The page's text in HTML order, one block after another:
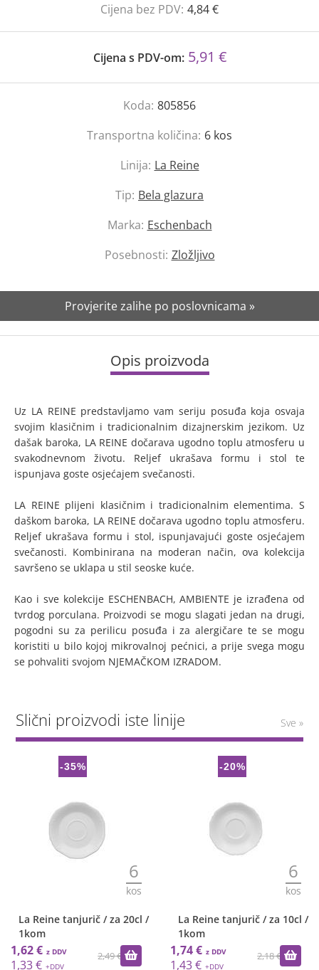
Cijena bez PDV: 4,84 €
Cijena s PDV-om: 5,91 €
Koda: 805856
Transportna količina: 6 kos
Linija: La Reine
Tip: Bela glazura
Marka: Eschenbach
Posebnosti: Zložljivo
Provjerite zalihe po poslovnicama »
Opis proizvoda
Uz LA REINE predstavljamo vam seriju posuđa koja osvaja
svojim klasičnim i tradicionalnim dizajnerskim jezikom. Uz
dašak baroka, LA REINE dočarava ugodno toplu atmosferu u
svakodnevnom životu. Reljef ukrašava formu i stol te
ispunjava goste osjećajem svečanosti.
LA REINE plijeni klasičnim i tradicionalnim elementima. S
daškom baroka, LA REINE dočarava ugodno toplu atmosferu.
Reljef ukrašava formu i stol, ispunjavajući goste osjećajem
svečanosti. Kombinirana na moderan način, ova kolekcija
savršeno se uklapa u stil seoske kuće.
Kao i sve kolekcije ESCHENBACH, AMBIENTE je izrađena od
tvrdog porculana. Proizvodi se mogu slagati jedan na drugi,
pogodni su za perilicu posuđa i za alergičare te se mogu
koristiti u bilo kojoj mikrovalnoj pećnici, a prije svega mogu
se pohvaliti svojom NJEMAČKOM IZRADOM.
Slični proizvodi iste linije Sve »
-35%
6
kos
La Reine tanjurič / za 20cl /
1kom
2,49 €
1,62 €
1,33 €
-20%
6
kos
La Reine tanjurič / za 10cl /
1kom
2,18 €
1,74 €
1,43 €